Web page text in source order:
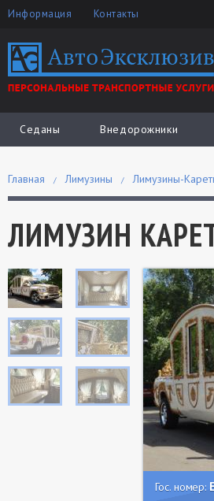
Информация Контакты
Седаны Внедорожники
Главная Лимузины Лимузины-
ЛИМУЗИН
Гос. номер: